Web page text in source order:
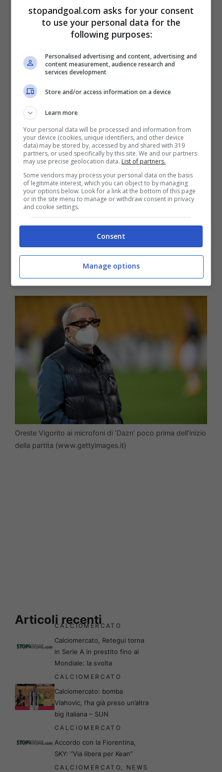
Torino i napoletani dove ho i miei uffici mi
hanno augurato il meglio, quando tornerò
tutti saranno entusiasti e mi faranno ancor
più complimenti. Mi auguro che i tifosi
possano vedere questo grande Benevento
in Serie A. Foggia mi ha alzato in tribuna e
gli è venuto un colpo alla schiena, dopo ci
siamo sdraiati sugli scalini, questo sport ti
da delle emozioni uniche certe volte”.
Oreste Vigorito ai microfoni di ‘Dazn’ poco prima dell’inizio
della partita (www.gettyimages.it)
Articoli recenti
CALCIOMERCATO
Calciomercato, Retegui torna
in Serie A in prestito fino al
Mondiale: la svolta
CALCIOMERCATO
Calciomercato: bomba
Vlahovic, l’ha già preso un’altra
big italiana – SUN
CALCIOMERCATO
Accordo con la Fiorentina,
SKY: “Via libera per Kean”
CALCIOMERCATO, NEWS
stopandgoal.com asks for your consent
to use your personal data for the
following purposes:
Personalised advertising and content, advertising and
content measurement, audience research and
services development
Store and/or access information on a device
Learn more
Your personal data will be processed and information from
your device (cookies, unique identifiers, and other device
data) may be stored by, accessed by and shared with 319
partners, or used specifically by this site. We and our partners
may use precise geolocation data. List of partners.
Some vendors may process your personal data on the basis
of legitimate interest, which you can object to by managing
your options below. Look for a link at the bottom of this page
or in the site menu to manage or withdraw consent in privacy
and cookie settings.
Consent
Manage options